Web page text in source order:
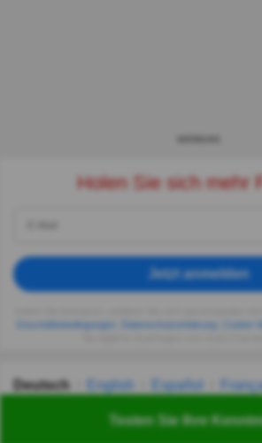
Testen Sie Ihre
Holen Sie sich mehr
Jetzt anmelden
Geschäftsbedingungen
Datenschutzerklärung Cookie-
Deutsch English Español
Українська हिन्दी 한국어